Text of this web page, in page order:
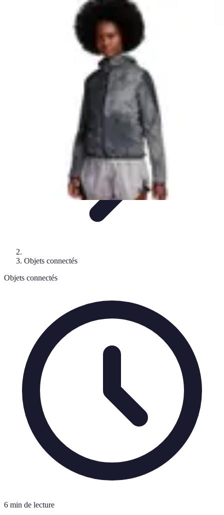
Guides et Tutoriels
Sécurité des objets
Objets connectés
Objets connectés
Objets connectés
6 min de lecture